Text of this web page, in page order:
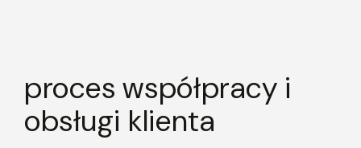
proces współpracy i
obsługi klienta